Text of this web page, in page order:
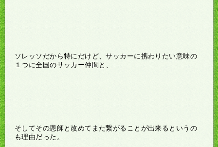
ソレッソだから特にだけど、サッカーに携わりたい意味の
１つに全国のサッカー仲間と、
そしてその恩師と改めてまた繋がることが出来るというの
も理由だった。